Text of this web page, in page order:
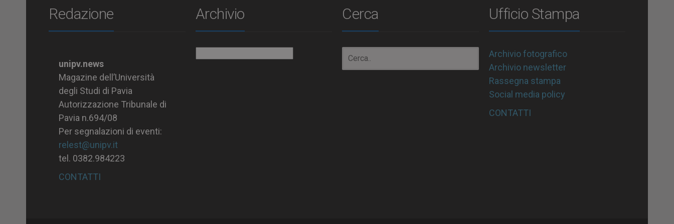
Redazione
unipv.news
Magazine dell’Università
degli Studi di Pavia
Autorizzazione Tribunale di
Pavia n.694/08
Per segnalazioni di eventi:
relest@unipv.it
tel. 0382.984223
CONTATTI
Archivio Cerca Ufficio Stampa
Archivio fotografico
Archivio newsletter
Rassegna stampa
Social media policy
CONTATTI